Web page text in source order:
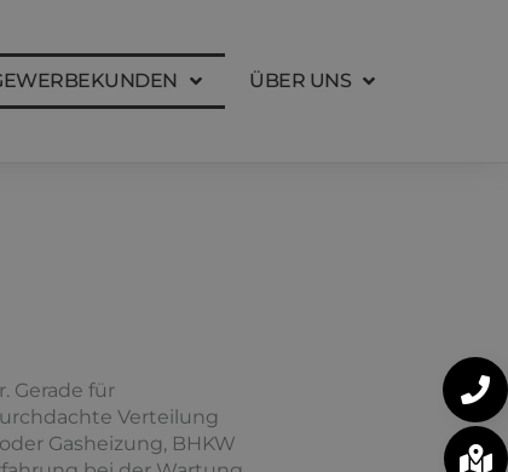
ÜBER UNS
Gerade für
Verteilung
Gasheizung, BHKW